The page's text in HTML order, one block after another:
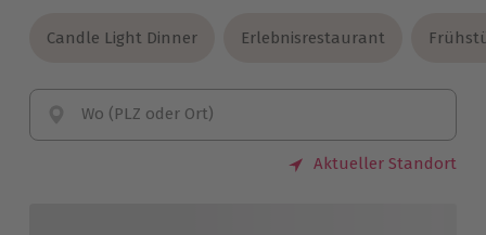
Candle Light Dinner
Candle Light Dinner Erlebnisrestaurant
Erlebnisrestaurant
Wo (PLZ oder Ort)
Aktueller Standort